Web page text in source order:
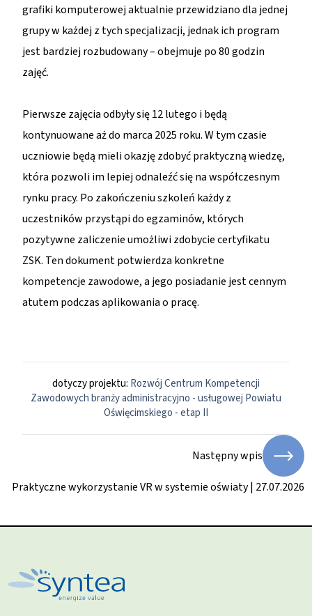
grafiki komputerowej aktualnie przewidziano dla jednej
grupy w każdej z tych specjalizacji, jednak ich program
jest bardziej rozbudowany – obejmuje po 80 godzin
zajęć.
Pierwsze zajęcia odbyły się 12 lutego i będą
kontynuowane aż do marca 2025 roku. W tym czasie
uczniowie będą mieli okazję zdobyć praktyczną wiedzę,
która pozwoli im lepiej odnaleźć się na współczesnym
rynku pracy. Po zakończeniu szkoleń każdy z
uczestników przystąpi do egzaminów, których
pozytywne zaliczenie umożliwi zdobycie certyfikatu
ZSK. Ten dokument potwierdza konkretne
kompetencje zawodowe, a jego posiadanie jest cennym
atutem podczas aplikowania o pracę.
dotyczy projektu: Rozwój Centrum Kompetencji
Zawodowych branży administracyjno - usługowej Powiatu
Oświęcimskiego - etap II
Następny wpis
Praktyczne wykorzystanie VR w systemie oświaty | 27.07.2026